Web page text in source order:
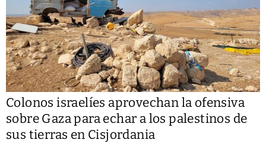
Colonos israelíes aprovechan la ofensiva
sobre Gaza para echar a los palestinos de
sus tierras en Cisjordania